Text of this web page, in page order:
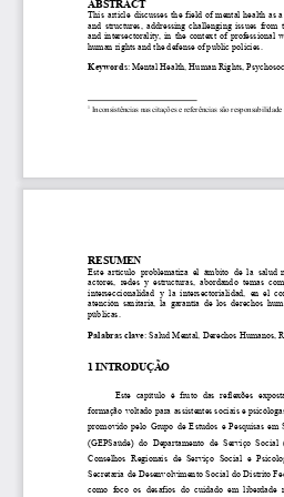
ABSTRACT
This article discusses the field of mental health as a
and structures, addressing challenging issues from
and intersectorality, in the context of professional
human rights and the defense of public policies.
Keywords: Mental Health, Human Rights,
1 Inconsistências nas citações e referências são responsabilidade
RESUMEN
Este artículo problematiza el ámbito de la salud
actores,
redes y estructuras, abordando temas
interseccionalidad
y la intersectorialidad, en el
atención sanitaria, la garantía de los derechos
públicas.
Palabras clave: Salud Mental, Derechos Humanos,
1 INTRODUÇÃO
Este capítulo é fruto das reflexões
formação voltado para assistentes sociais e
promovido pelo Grupo de Estudos e Pesquisas em
(GEPSaúde) do Departamento de Serviço Social
Conselhos Regionais de Serviço Social e
Secretaria de Desenvolvimento Social do Distrito
como foco os desafios do cuidado em liberdade